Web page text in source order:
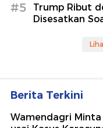
#5
Trump Ribut
Disesatkan
Berita Terkini
Wamendagri Minta